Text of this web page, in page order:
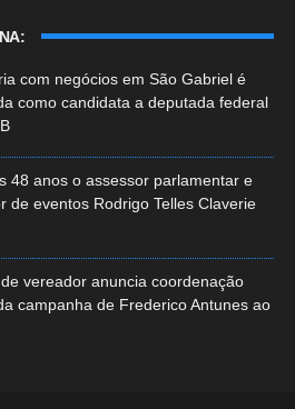
com negócios em São Gabriel é
como candidata a deputada federal
48 anos o assessor parlamentar e
de eventos Rodrigo Telles Claverie
vereador anuncia coordenação
campanha de Frederico Antunes ao